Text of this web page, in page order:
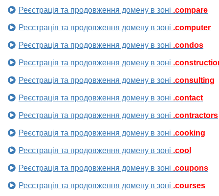
Реєстрація та продовження домену в зоні .compare
Реєстрація та продовження домену в зоні .computer
Реєстрація та продовження домену в зоні .condos
Реєстрація та продовження домену в зоні
Реєстрація та продовження домену в зоні .consulting
Реєстрація та продовження домену в зоні .contact
Реєстрація та продовження домену в зоні .contractors
Реєстрація та продовження домену в зоні .cooking
Реєстрація та продовження домену в зоні .cool
Реєстрація та продовження домену в зоні .coupons
Реєстрація та продовження домену в зоні .courses